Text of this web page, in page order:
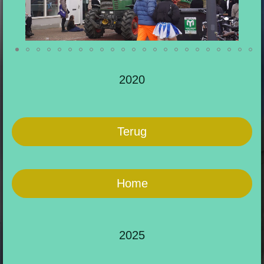
2020
Terug
Home
2025